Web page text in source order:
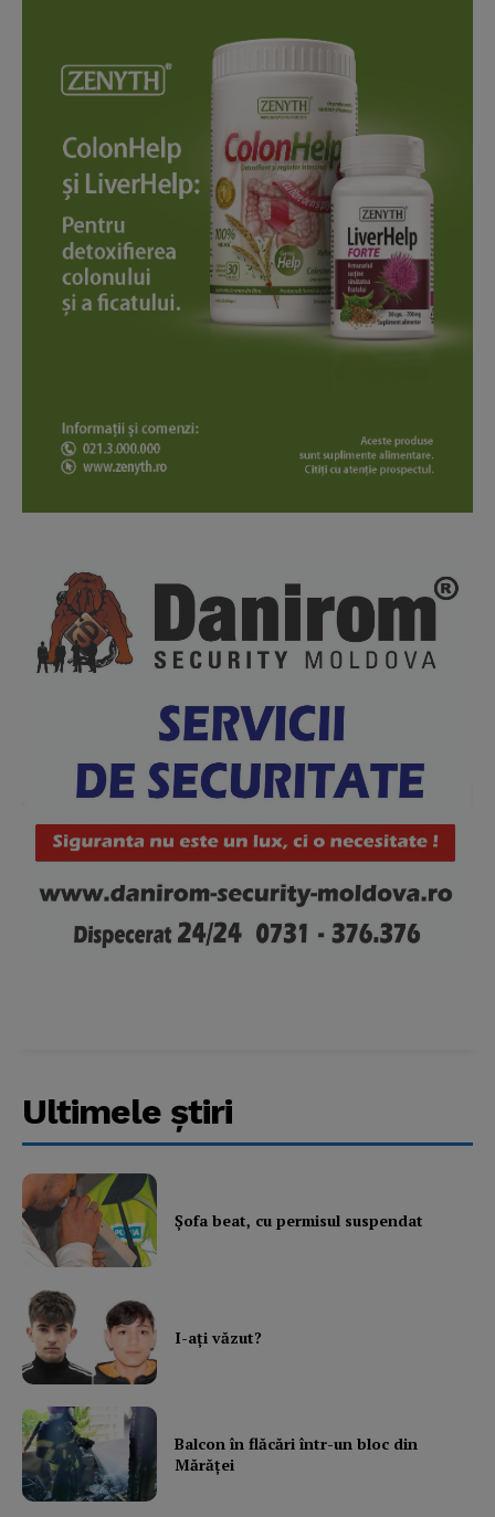
Subscription Plans
My account
Ultimele ştiri
Şofa beat, cu permisul suspendat
I-aţi văzut?
Balcon în flăcări într-un bloc din
Mărăţei